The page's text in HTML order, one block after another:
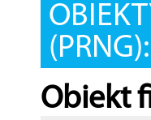
(PRNG):
Obiekt